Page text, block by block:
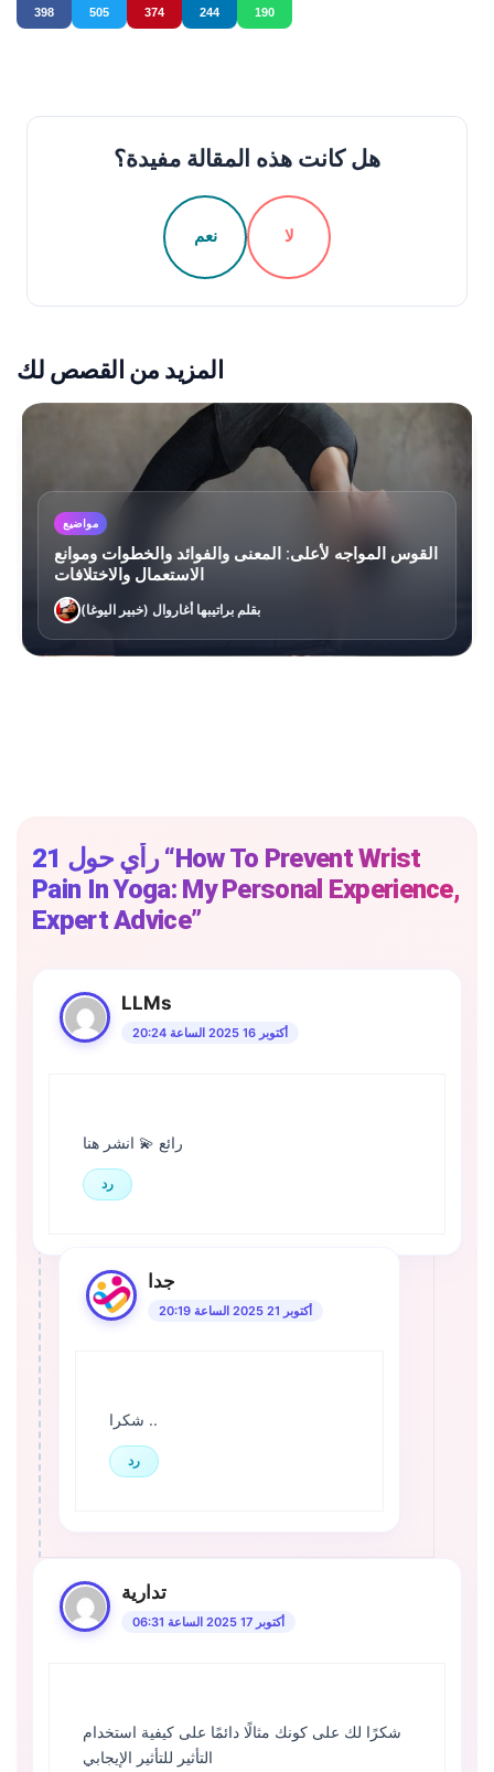
398 505 374 244 190
هل كانت هذه المقالة مفيدة؟
نعم لا
المزيد من القصص لك
مواضيع
القوس المواجه لأعلى: المعنى والفوائد والخطوات وموانع
الاستعمال والاختلافات
بقلم براتيبها أغاروال (خبير اليوغا)
21 رأي حول “How To Prevent Wrist
Pain In Yoga: My Personal Experience,
Expert Advice”
LLMs
أكتوبر 16 2025 الساعة 20:24
رائع 💫 انشر هنا
رد
جدا
أكتوبر 21 2025 الساعة 20:19
شكرا ..
رد
تدارية
أكتوبر 17 2025 الساعة 06:31
شكرًا لك على كونك مثالًا دائمًا على كيفية استخدام
التأثير للتأثير الإيجابي